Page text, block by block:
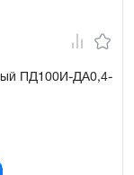
ПД100И-ДА0,4-